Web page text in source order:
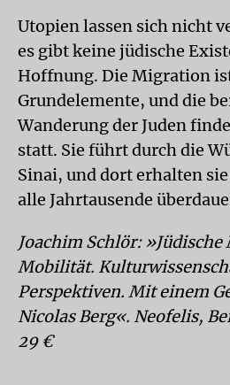
Utopien lassen sich nicht
es gibt keine jüdische
Hoffnung. Die Migration
Grundelemente, und die
Wanderung der Juden
statt. Sie führt durch die
Sinai, und dort erhalten
alle Jahrtausende
Joachim Schlör:
Mobilität.
Perspektiven. Mit einem
Nicolas Berg«. Neofelis,
29 €